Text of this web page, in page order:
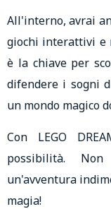
All'interno, avrai
giochi interattivi e
è la chiave per
difendere i sogni
un mondo magico
Con LEGO
possibilità.
un'avventura
magia!